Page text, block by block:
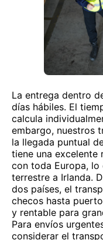
La entrega dentro
días hábiles. El
calcula
embargo, nuestros
la llegada puntual
tiene una excelente
con toda Europa,
terrestre a Irlanda.
dos países, el
checos hasta
y rentable para
Para envíos
considerar el